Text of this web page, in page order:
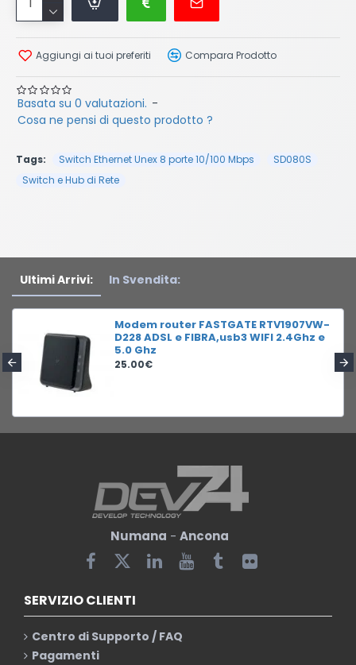
Basata su 0 valutazioni. -
Cosa ne pensi di questo prodotto ?
Aggiungi ai tuoi preferiti Compara Prodotto
Tags: Switch Ethernet Unex 8 porte 10/100 Mbps
SD080S
Switch e Hub di Rete
Ultimi Arrivi: In Svendita:
Modem router FASTGATE RTV1907VW-
D228 ADSL e FIBRA,usb3 WIFI 2.4Ghz e
5.0 Ghz
25.00€
Numana - Ancona
SERVIZIO CLIENTI
Centro di Supporto / FAQ
Pagamenti